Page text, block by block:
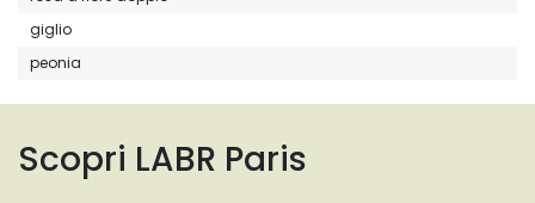
giglio
peonia
Scopri LABR Paris